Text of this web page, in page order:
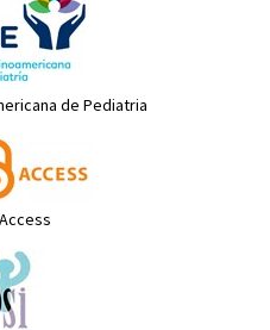
de Pediatria